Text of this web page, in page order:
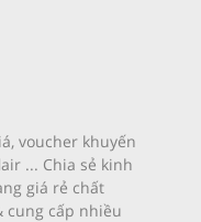
voucher khuyến
... Chia sẻ kinh
giá rẻ chất
cung cấp nhiều